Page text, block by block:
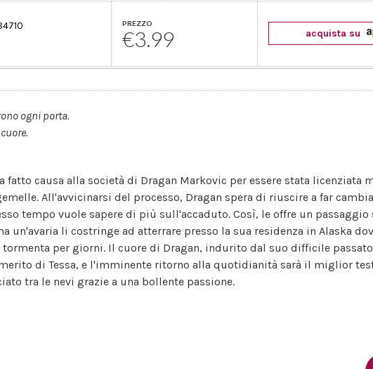
PREZZO
€3.99 acquista su
ogni porta.
fatto causa alla società di Dragan Markovic per essere stata licenziata
All'avvicinarsi del processo, Dragan spera di riuscire a far
tempo vuole sapere di più sull'accaduto. Così, le offre un passaggio
un'avaria li costringe ad atterrare presso la sua residenza in Alaska
tormenta per giorni. Il cuore di Dragan, indurito dal suo difficile
di Tessa, e l'imminente ritorno alla quotidianità sarà il miglior
tra le nevi grazie a una bollente passione.